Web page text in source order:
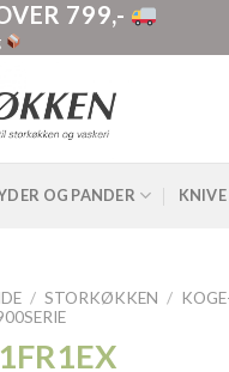
799,-
OG PANDER KNIVE
/ STORKØKKEN /